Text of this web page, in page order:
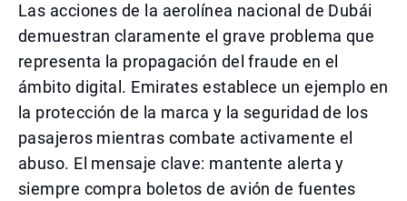
Las acciones de la aerolínea nacional de Dubái
demuestran claramente el grave problema que
representa la propagación del fraude en el
ámbito digital. Emirates establece un ejemplo en
la protección de la marca y la seguridad de los
pasajeros mientras combate activamente el
abuso. El mensaje clave: mantente alerta y
siempre compra boletos de avión de fuentes